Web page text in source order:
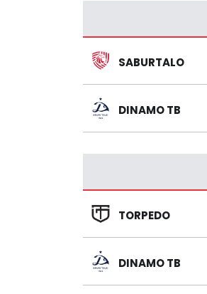
SABURTALO
DINAMO TB
TORPEDO
DINAMO TB